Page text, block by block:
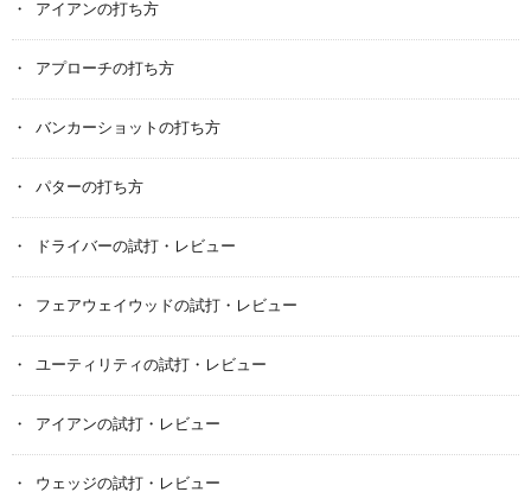
アイアンの打ち方
アプローチの打ち方
バンカーショットの打ち方
パターの打ち方
ドライバーの試打・レビュー
フェアウェイウッドの試打・レビュー
ユーティリティの試打・レビュー
アイアンの試打・レビュー
ウェッジの試打・レビュー